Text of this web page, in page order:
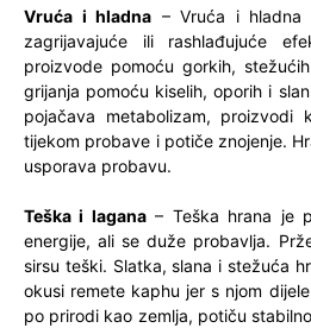
Vruća i hladna – Vruća i hladna
zagrijavajuće ili rashlađujuće
proizvode pomoću gorkih,
grijanja pomoću kiselih, oporih i
pojačava metabolizam, proizvodi
tijekom probave i potiče znojenje.
usporava probavu.
Teška i lagana– Teška hrana je
energije, ali se duže probavlja.
sirsu teški. Slatka, slana i stežuća
okusi remete kaphu jer s njom
po prirodi kao zemlja, potiču